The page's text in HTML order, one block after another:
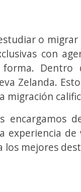
o
con
Zelanda.
migración
encargamos
experiencia de
los mejores